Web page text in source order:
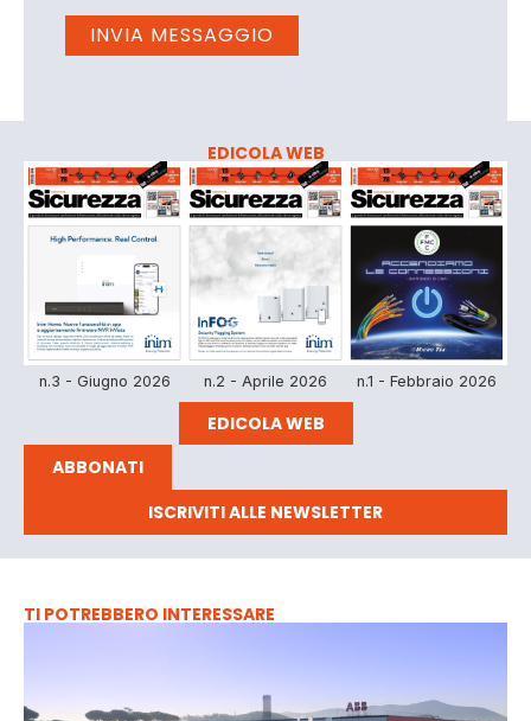
EDICOLA WEB
n.3 - Giugno 2026 n.2 - Aprile 2026 n.1 - Febbraio 2026
EDICOLA WEB
ABBONATI
ISCRIVITI ALLE NEWSLETTER
TI POTREBBERO INTERESSARE